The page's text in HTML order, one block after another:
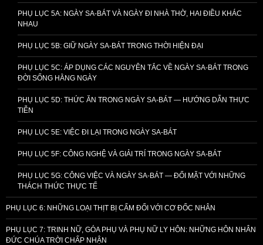
PHỤ LỤC 5A: NGÀY SA-BÁT VÀ NGÀY ĐI NHÀ THỜ, HAI ĐIỀU KHÁC
NHAU
PHỤ LỤC 5B: GIỮ NGÀY SA-BÁT TRONG THỜI HIỆN ĐẠI
PHỤ LỤC 5C: ÁP DỤNG CÁC NGUYÊN TẮC VỀ NGÀY SA-BÁT TRONG
ĐỜI SỐNG HẰNG NGÀY
PHỤ LỤC 5D: THỨC ĂN TRONG NGÀY SA-BÁT — HƯỚNG DẪN THỰC
TIỄN
PHỤ LỤC 5E: VIỆC ĐI LẠI TRONG NGÀY SA-BÁT
PHỤ LỤC 5F: CÔNG NGHỆ VÀ GIẢI TRÍ TRONG NGÀY SA-BÁT
PHỤ LỤC 5G: CÔNG VIỆC VÀ NGÀY SA-BÁT — ĐỐI MẶT VỚI NHỮNG
THÁCH THỨC THỰC TẾ
PHỤ LỤC 6: NHỮNG LOẠI THỊT BỊ CẤM ĐỐI VỚI CƠ ĐỐC NHÂN
PHỤ LỤC 7: TRINH NỮ, GÓA PHỤ VÀ PHỤ NỮ LY HÔN: NHỮNG HÔN NHÂN
ĐỨC CHÚA TRỜI CHẤP NHẬN